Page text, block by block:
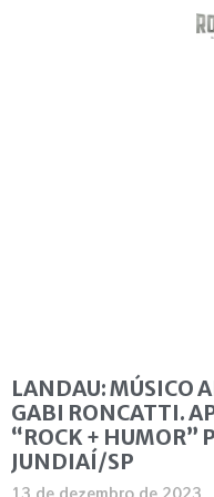
LANDAU: MÚSICO
GABI RONCATTI.
“ROCK + HUMOR”
JUNDIAÍ/SP